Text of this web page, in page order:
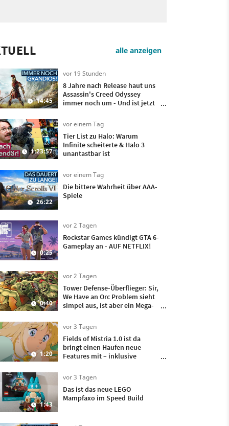
alle anzeigen
14:45
vor 19 Stunden
8 Jahre nach Release haut uns
Assassin's Creed Odyssey
immer noch um - Und ist jetzt
1:23:57
vor einem Tag
Tier List zu Halo: Warum
Infinite scheiterte & Halo 3
unantastbar ist
26:22
vor einem Tag
Die bittere Wahrheit über AAA-
Spiele
0:25
vor 2 Tagen
Rockstar Games kündigt GTA 6-
Gameplay an - AUF NETFLIX!
0:40
vor 2 Tagen
Tower Defense-Überflieger: Sir,
We Have an Orc Problem sieht
simpel aus, ist aber ein Mega-
1:20
vor 3 Tagen
Fields of Mistria 1.0 ist da
bringt einen Haufen neue
Features mit – inklusive
1:43
vor 3 Tagen
Das ist das neue LEGO
Mampfaxo im Speed Build